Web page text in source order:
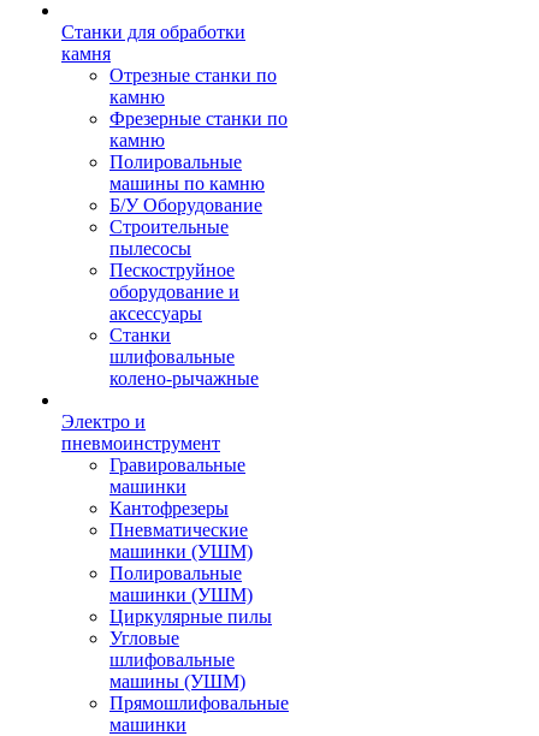
Станки для обработки
камня
Отрезные станки по
камню
Фрезерные станки по
камню
Полировальные
машины по камню
Б/У Оборудование
Строительные
пылесосы
Пескоструйное
оборудование и
аксессуары
Станки
шлифовальные
колено-рычажные
Электро и
пневмоинструмент
Гравировальные
машинки
Кантофрезеры
Пневматические
машинки (УШМ)
Полировальные
машинки (УШМ)
Циркулярные пилы
Угловые
шлифовальные
машины (УШМ)
Прямошлифовальные
машинки